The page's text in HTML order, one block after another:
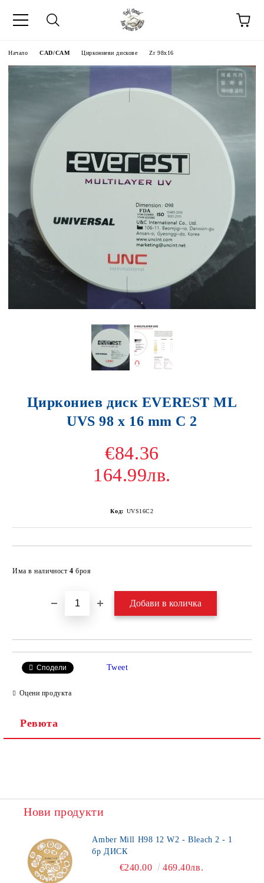
Начало CAD/CAM Циркониеви дискове Zr 98x16
Циркониев диск EVEREST ML
UVS 98 x 16 mm C 2
€84.36
164.99лв.
Код: UVS16C2
Има в наличност 4 броя
Сподели Tweet
Оцени продукта
Ревюта
Нови продукти
Amber Mill H98 12 W2 - Bleach 2 - 1
бр ДИСК
€240.00 469.40лв.